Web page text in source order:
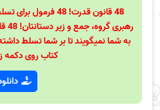
به شما نمیگویند تا بر شما تسلط
کتاب روی دکمه